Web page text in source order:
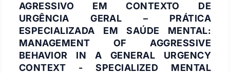
AGRESSIVO EM CONTEXTO DE
URGÊNCIA GERAL – PRÁTICA
ESPECIALIZADA EM SAÚDE MENTAL:
MANAGEMENT OF AGGRESSIVE
BEHAVIOR IN A GENERAL URGENCY
CONTEXT - SPECIALIZED MENTAL